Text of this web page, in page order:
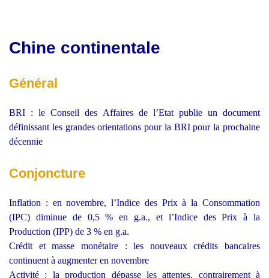
Chine continentale
Général
BRI : le Conseil des Affaires de l’Etat publie un document
définissant les grandes orientations pour la BRI pour la prochaine
décennie
Conjoncture
Inflation : en novembre, l’Indice des Prix à la Consommation
(IPC) diminue de 0,5 % en g.a., et l’Indice des Prix à la
Production (IPP) de 3 % en g.a.
Crédit et masse monétaire : les nouveaux crédits bancaires
continuent à augmenter en novembre
Activité : la production dépasse les attentes, contrairement à